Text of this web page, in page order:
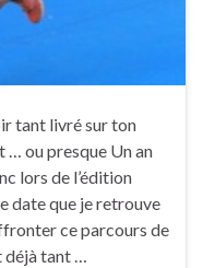
tant livré sur ton
… ou presque Un an
lors de l’édition
date que je retrouve
ce parcours de
déjà tant …